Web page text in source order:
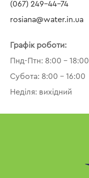
(067) 249-44-74
rosiana@water.in.ua
Графік роботи:
Пнд-Птн: 8:00 – 18:00
Субота: 8:00 – 16:00
Неділя: вихідний